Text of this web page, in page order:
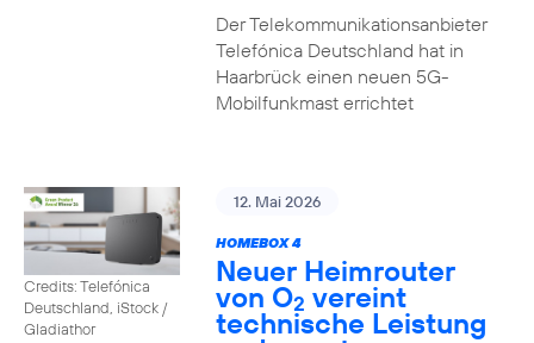
Der Telekommunikationsanbieter
Telefónica Deutschland hat in
Haarbrück einen neuen 5G-
Mobilfunkmast errichtet
Credits: Telefónica
Deutschland, iStock /
Gladiathor
12. Mai 2026
HOMEBOX 4
Neuer Heimrouter
von O2 vereint
technische Leistung